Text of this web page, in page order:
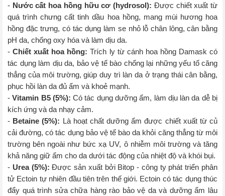
- Nước cất hoa hồng hữu cơ (hydrosol): Được chiết xuất từ
quá trình chưng cất tinh dầu hoa hồng, mang mùi hương hoa
hồng đặc trưng, có tác dụng làm se nhỏ lỗ chân lông, cân bằng
pH da, chống oxy hóa và làm dịu da.
-Chiết xuất hoa hồng: Trích ly từ cánh hoa hồng Damask có
tác dụng làm dịu da, bảo vệ tế bào chống lại những yếu tố căng
thẳng của môi trường, giúp duy trì làn da ở trạng thái cân bằng,
phục hồi làn da đủ ẩm và khoẻ mạnh.
-Vitamin B5 (5%):Có tác dụng dưỡng ẩm, làm dịu làn da dễ bị
kích ứng và da nhạy cảm.
- Betaine (5%): Là hoạt chất dưỡng ẩm được chiết xuất từ củ
cải đường, có tác dụng bảo vệ tế bào da khỏi căng thẳng từ môi
trường bên ngoài như bức xạ UV, ô nhiễm môi trường và tăng
khả năng giữ ẩm cho da dưới tác động của nhiệt độ và khói bụi.
- Urea (5%): Được sản xuất bởi Bitop - công ty phát triển phân
tử Ectoin tự nhiên đầu tiên trên thế giới. Ectoin có tác dụng thúc
đẩy quá trình sửa chữa hàng rào bảo vệ da và dưỡng ẩm lâu